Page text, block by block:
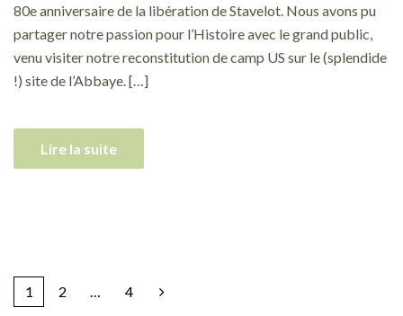
80e anniversaire de la libération de Stavelot. Nous avons pu
partager notre passion pour l’Histoire avec le grand public,
venu visiter notre reconstitution de camp US sur le (splendide
!) site de l’Abbaye. […]
Lire la suite
1 2 … 4